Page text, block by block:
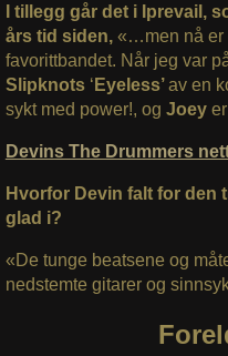
I tillegg går det i Iprevail,
års tid siden,«…men nå er
favorittbandet. Når jeg var
Slipknots ‘ Eyeless’av en
sykt med power!, og Joey
Devins The Drummers
Hvorfor Devin falt for den
glad i?
«De tunge beatsene og
nedstemte gitarer og